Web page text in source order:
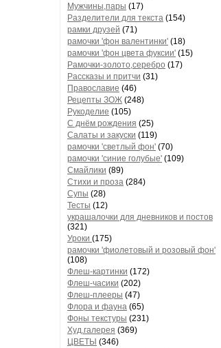
Мужчины,пары (17)
Разделители для текста (154)
рамки друзей (71)
рамочки 'фон валентинки' (18)
рамочки 'фон цвета фуксии' (15)
Рамочки-золото,серебро (17)
Рассказы и притчи (31)
Православие (46)
Рецепты ЗОЖ (248)
Рукоделие (105)
С днём рождения (25)
Салаты и закуски (119)
рамочки 'светлый фон' (70)
рамочки 'синие голубые' (109)
Смайлики (89)
Стихи и проза (284)
Супы (28)
Тесты (12)
украшалочки для дневников и постов
(321)
Уроки (175)
рамочки 'фиолетовый и розовый фон'
(108)
Флеш-картинки (172)
Флеш-часики (202)
Флеш-плееры (47)
Флора и фауна (65)
Фоны текстуры (231)
Худ.галерея (369)
ЦВЕТЫ (346)